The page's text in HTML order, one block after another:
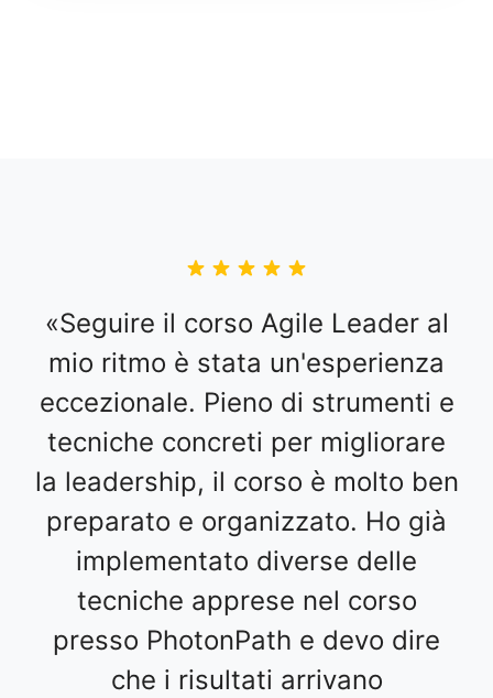
Seguire il corso Agile Leader al
mio ritmo è stata un'esperienza
eccezionale. Pieno di strumenti e
tecniche concreti per migliorare
la leadership, il corso è molto ben
preparato e organizzato. Ho già
implementato diverse delle
tecniche apprese nel corso
presso PhotonPath e devo dire
che i risultati arrivano